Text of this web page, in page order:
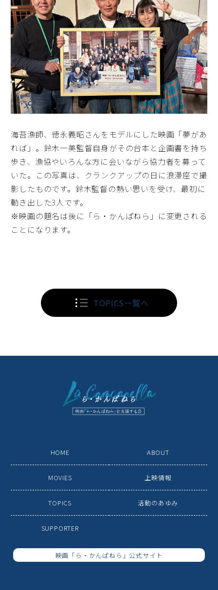
海苔漁師、徳永義昭さんをモデルにした映画「夢があ
れば」。鈴木一美監督自身がその台本と企画書を持ち
歩き、漁協やいろんな方に会いながら協力者を募って
いた。この写真は、クランクアップの日に浪漫座で撮
影したものです。鈴木監督の熱い思いを受け、最初に
動き出した3人です。
※映画の題名は後に「ら・かんぱねら」に変更される
ことになります。
TOPICS一覧へ
HOME ABOUT
MOVIES 上映情報
TOPICS 活動のあゆみ
SUPPORTER
映画「ら・かんぱねら」公式サイト